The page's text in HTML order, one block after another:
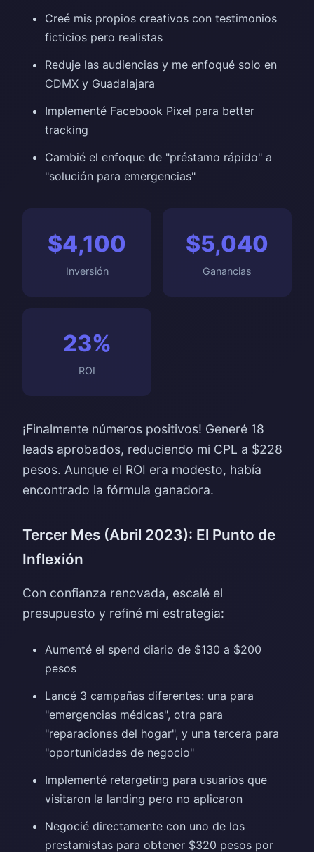
Creé mis propios creativos con testimonios
ficticios pero realistas
Reduje las audiencias y me enfoqué solo en
CDMX y Guadalajara
Implementé Facebook Pixel para better
tracking
Cambié el enfoque de "préstamo rápido" a
"solución para emergencias"
$4,100
Inversión
$5,040
Ganancias
23%
ROI
¡Finalmente números positivos! Generé 18
leads aprobados, reduciendo mi CPL a $228
pesos. Aunque el ROI era modesto, había
encontrado la fórmula ganadora.
Tercer Mes (Abril 2023): El Punto de
Inflexión
Con confianza renovada, escalé el
presupuesto y refiné mi estrategia:
Aumenté el spend diario de $130 a $200
pesos
Lancé 3 campañas diferentes: una para
"emergencias médicas", otra para
"reparaciones del hogar", y una tercera para
"oportunidades de negocio"
Implementé retargeting para usuarios que
visitaron la landing pero no aplicaron
Negocié directamente con uno de los
prestamistas para obtener $320 pesos por